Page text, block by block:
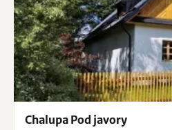
Chalupa Pod javory